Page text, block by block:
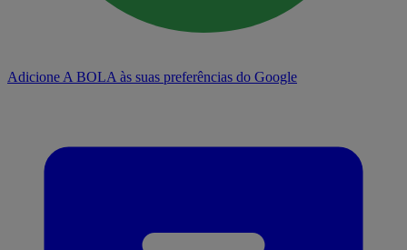
Adicione A BOLA às suas preferências do Google